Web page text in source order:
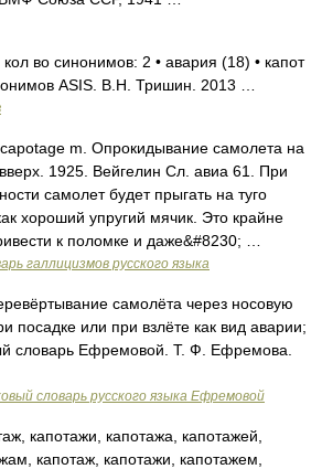
во синонимов: 2 • авария (18) • капот
ASIS. В.Н. Тришин. 2013 …
m. Опрокидывание самолета на
1925. Вейгелин Сл. авиа 61. При
самолет будет прыгать на туго
хороший упругий мячик. Это крайне
к поломке и даже&#8230; …
галлицизмов русского языка
самолёта через носовую
посадке или при взлёте как вид аварии;
словарь Ефремовой. Т. Ф. Ефремова.
словарь русского языка Ефремовой
капотажи, капотажа, капотажей,
капотаж, капотажи, капотажем,